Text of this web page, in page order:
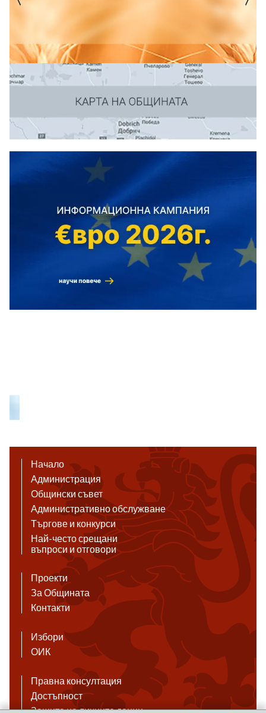
Начало
Администрация
Общински съвет
Административно обслужване
Търгове и конкурси
Най-често срещани
въпроси и отговори
Проекти
За Общината
Контакти
Избори
ОИК
Правна консултация
Достъпност
Защита на личните данни